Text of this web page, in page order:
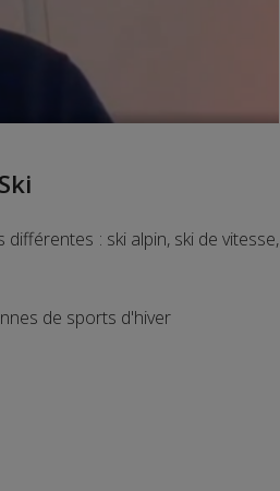
: ski alpin, ski de vitesse,
de sports d'hiver